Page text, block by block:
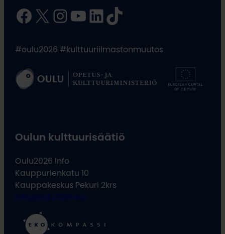
Facebook X InstagramYouTube LinkedIn TikTok
#oulu2026 #kulttuuriilmastonmuutos
Oulun kulttuurisäätiö
Oulu2026 Info
Kauppurienkatu 10
Kauppakeskus Pekuri 2krs
info@oulu2026.eu